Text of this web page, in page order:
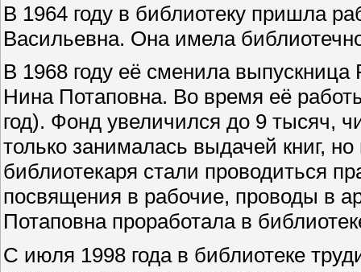
В 1964 году в библиотеку пришла
Васильевна. Она имела
В 1968 году её сменила выпускница
Нина Потаповна. Во время её
год). Фонд увеличился до 9 тысяч,
только занималась выдачей книг,
библиотекаря стали проводиться
посвящения в рабочие, проводы в
Потаповна проработала в
С июля 1998 года в библиотеке